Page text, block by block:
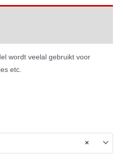
wordt veelal gebruikt voor
etc.
×